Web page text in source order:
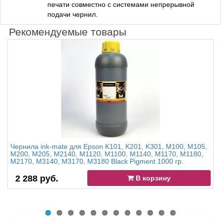
печати совместно с системами непрерывной
подачи чернил.
Рекомендуемые товары
Чернила ink-mate для Epson K101, K201, K301, M100, M105,
M200, M205, M2140, M1120, M1100, M1140, M1170, M1180,
M2170, M3140, M3170, M3180 Black Pigment 1000 гр.
2 288 руб. В корзину